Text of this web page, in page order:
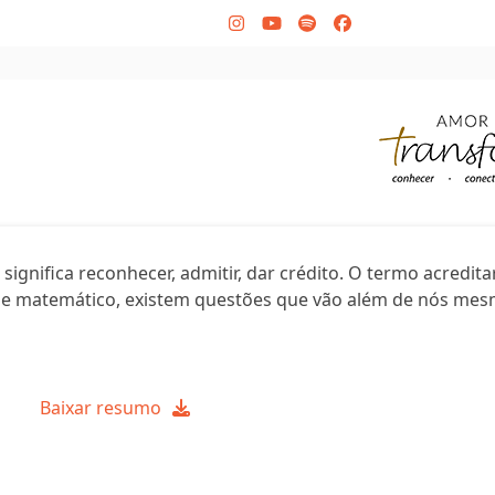
Instagram
YouTube
SpotifyFacebook
reconhecer, admitir, dar crédito. O termo
matemático, existem questões que vão além de nós
Baixar resumo